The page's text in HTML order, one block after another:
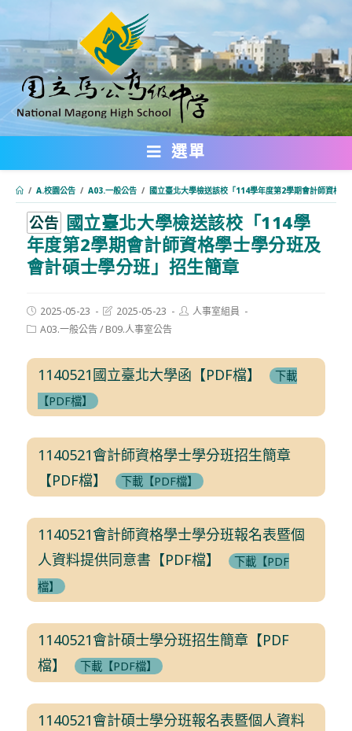
轉
主
要
內
選單
/ A.校園公告 / A03.一般公告 / 國立臺北大學檢送該校「114學年度第2學期會計師資格
公告 國立臺北大學檢送該校「114學
年度第2學期會計師資格學士學分班及
會計碩士學分班」招生簡章
Post
published:
2025-05-23
Post
modified:
2025-05-23
Post人事室組員
PostA03.一般公告/ B09.人事室公告
1140521國立臺北大學函【PDF檔】
下載
【PDF檔】
1140521會計師資格學士學分班招生簡章
【PDF檔】
下載【PDF檔】
1140521會計師資格學士學分班報名表暨個
人資料提供同意書【PDF檔】
下載【PDF
檔】
1140521會計碩士學分班招生簡章【PDF
檔】
下載【PDF檔】
1140521會計碩士學分班報名表暨個人資料